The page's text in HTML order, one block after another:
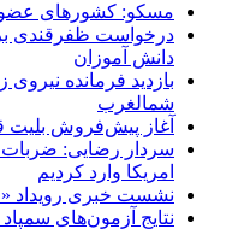
مسکو: کشورهای عضو
درخواست ظفرقندی
دانش آموزان
بازدید فرمانده
شمالغرب
آغاز پیش‌فروش بلیت
امریکا وارد کردیم
نشست خبری رویداد
نتایج آزمون‌های سمپاد